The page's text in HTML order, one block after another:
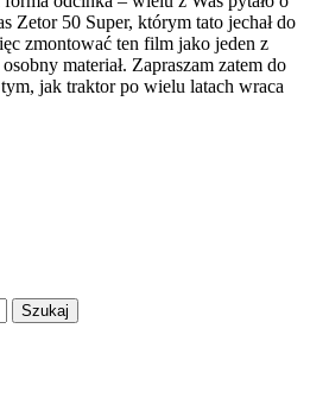
Zetor 50 Super, którym tato jechał do
zmontować ten film jako jeden z
materiał. Zapraszam zatem do
jak traktor po wielu latach wraca